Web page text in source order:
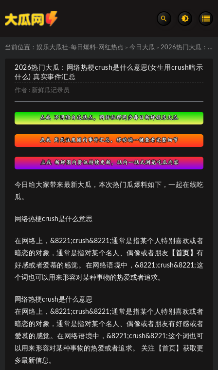
当前位置： 娱乐大瓜社-每日爆料-网红热点 > 今日大瓜 > 2026热门大瓜：网络热梗crush是什么意思(女生用crush暗示什么) 真实事件汇总
2026热门大瓜：网络热梗crush是什么意思(女生用crush暗示
什么) 真实事件汇总
作者 : 新鲜瓜记录员
今日给大家带来最新大瓜，本次热门瓜爆料如下，一起在线吃
瓜。
网络热梗crush是什么意思
在网络上，&8221;crush&8221;通常是指某个人特别喜欢或者
暗恋的对象，通常是指对某个名人、偶像或者朋友 【首页】有
好感或者爱慕的感觉。在网络语境中，&8221;crush&8221;这
个词也可以用来形容对某种事物的热爱或者追求。
网络热梗crush是什么意思
在网络上，&8221;crush&8221;通常是指某个人特别喜欢或者
暗恋的对象，通常是指对某个名人、偶像或者朋友有好感或者
爱慕的感觉。在网络语境中，&8221;crush&8221;这个词也可
以用来形容对某种事物的热爱或者追求。 关注【首页】获取更
多最新信息。